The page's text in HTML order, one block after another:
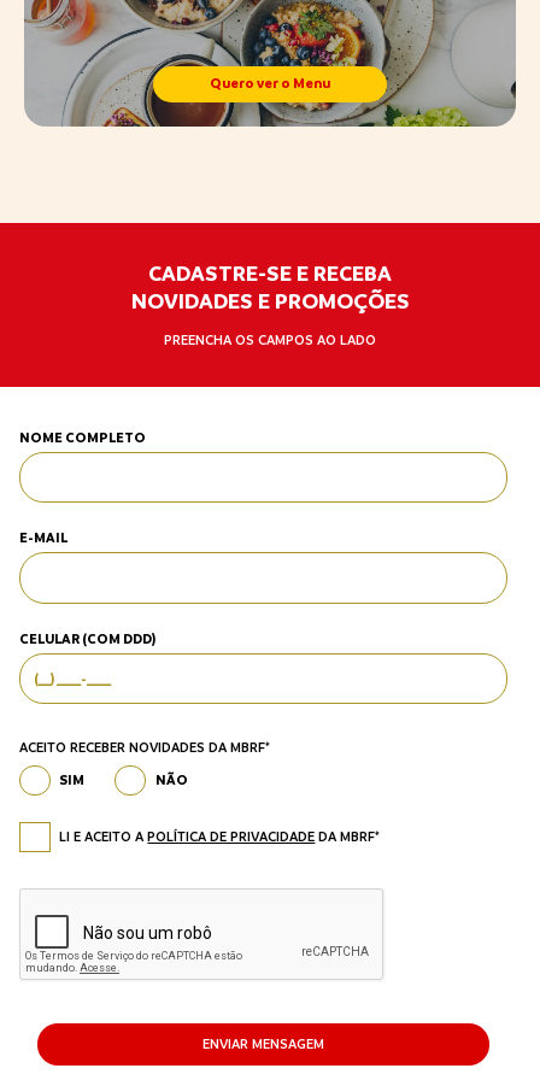
Quero ver o Menu
CADASTRE-SE E RECEBA
NOVIDADES E PROMOÇÕES
PREENCHA OS CAMPOS AO LADO
NOME COMPLETO
E-MAIL
CELULAR (COM DDD)
ACEITO RECEBER NOVIDADES DA MBRF*
SIM NÃO
LI E ACEITO APOLÍTICA DE PRIVACIDADE DA MBRF*
ENVIAR MENSAGEM